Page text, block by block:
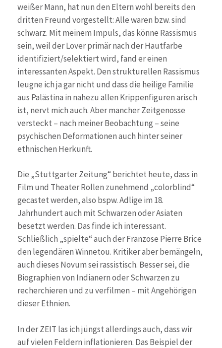
weißer Mann, hat nun den Eltern wohl bereits den
dritten Freund vorgestellt: Alle waren bzw. sind
schwarz. Mit meinem Impuls, das könne Rassismus
sein, weil der Lover primär nach der Hautfarbe
identifiziert/selektiert wird, fand er einen
interessanten Aspekt. Den strukturellen Rassismus
leugne ich ja gar nicht und dass die heilige Familie
aus Palästina in nahezu allen Krippenfiguren arisch
ist, nervt mich auch. Aber mancher Zeitgenosse
versteckt – nach meiner Beobachtung – seine
psychischen Deformationen auch hinter seiner
ethnischen Herkunft.
Die „Stuttgarter Zeitung“ berichtet heute, dass in
Film und Theater Rollen zunehmend „colorblind“
gecastet werden, also bspw. Adlige im 18.
Jahrhundert auch mit Schwarzen oder Asiaten
besetzt werden. Das finde ich interessant.
Schließlich „spielte“ auch der Franzose Pierre Brice
den legendären Winnetou. Kritiker aber bemängeln,
auch dieses Novum sei rassistisch. Besser sei, die
Biographien von Indianern oder Schwarzen zu
recherchieren und zu verfilmen – mit Angehörigen
dieser Ethnien.
In der ZEIT las ich jüngst allerdings auch, dass wir
auf vielen Feldern inflationieren. Das Beispiel der